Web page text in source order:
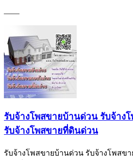
——
รับจ้างโพสขายบ้านด่วน รับจ้าง
รับจ้างโพสขายที่ดินด่วน
รับจ้างโพสขายบ้านด่วน รับจ้างโพสข